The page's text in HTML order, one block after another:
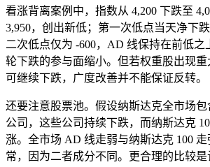
看涨背离案例中，指数从 4,200 下跌至
3,950，创出新低；第一次低点当天净下
二次低点仅为 -600，AD 线保持在前低之
轮下跌的参与面缩小。但若权重股出现
可继续下跌，广度改善并不能保证反转。
还要注意股票池。假设纳斯达克全市场
公司，这些公司持续下跌，而纳斯达克
涨。全市场 AD 线走弱与纳斯达克 100
常，因为二者成分不同。更合理的比较